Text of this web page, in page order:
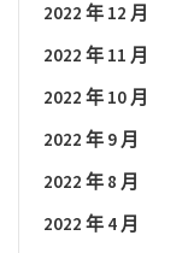
2022 年 12 月
2022 年 11 月
2022 年 10 月
2022 年 9 月
2022 年 8 月
2022 年 4 月